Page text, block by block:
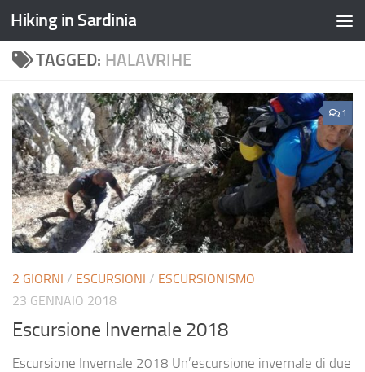
Hiking in Sardinia
TAGGED: HALAVRIHE
1
2 GIORNI / ESCURSIONI / ESCURSIONISMO
23 GENNAIO 2018
Escursione Invernale 2018
Escursione Invernale 2018 Un’escursione invernale di due